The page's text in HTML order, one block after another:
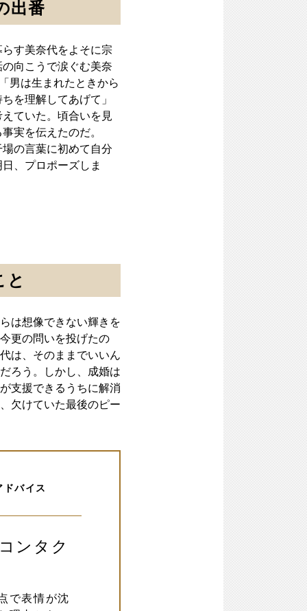
出番
す美奈代をよそに宗
向こうで涙ぐむ美奈
男は生まれたときから
を理解してあげて」
ていた。頃合いを見
実を伝えたのだ。
の言葉に初めて自分
、プロポーズしま
と
は想像できない輝きを
更の問いを投げたの
は、そのままでいいん
ろう。しかし、成婚は
支援できるうちに解消
欠けていた最後のピー
バイス
ンタク
で表情が沈